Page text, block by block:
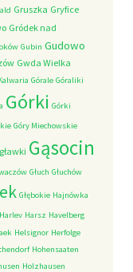
Gruszka Gryfice
Gródek nad
Gubin Gudowo
Gwda Wielka
Górale Góraliki
Górki Górki
Góry Miechowskie
Gąsocin
Głuch Głuchów
Głębokie Hajnówka
Harlev Harsz Havelberg
Helsignor Herfolge
Hohensaaten
Holzhausen